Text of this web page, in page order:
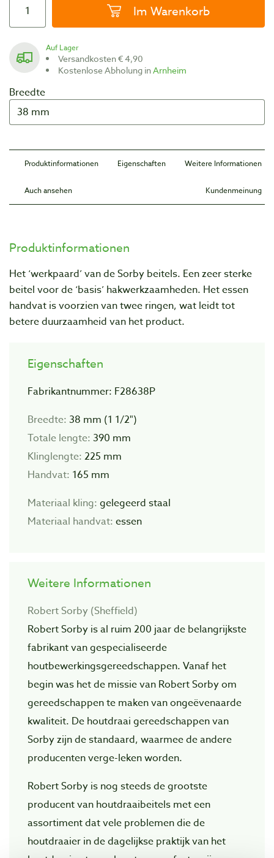
Im Warenkorb
Auf Lager
Versandkosten € 4,90
Kostenlose Abholung inArnheim
Breedte
Produktinformationen Eigenschaften Weitere Informationen
Auch ansehen Kundenmeinung
Produktinformationen
Het ‘werkpaard’ van de Sorby beitels. Een zeer sterke
beitel voor de ‘basis’ hakwerkzaamheden. Het essen
handvat is voorzien van twee ringen, wat leidt tot
betere duurzaamheid van het product.
Eigenschaften
Fabrikantnummer: F28638P
Breedte: 38 mm (1 1/2")
Totale lengte: 390 mm
Klinglengte: 225 mm
Handvat: 165 mm
Materiaal kling: gelegeerd staal
Materiaal handvat: essen
Weitere Informationen
Robert Sorby (Sheffield)
Robert Sorby is al ruim 200 jaar de belangrijkste
fabrikant van gespecialiseerde
houtbewerkingsgereedschappen. Vanaf het
begin was het de missie van Robert Sorby om
gereedschappen te maken van ongeëvenaarde
kwaliteit. De houtdraai gereedschappen van
Sorby zijn de standaard, waarmee de andere
producenten verge-leken worden.
Robert Sorby is nog steeds de grootste
producent van houtdraaibeitels met een
assortiment dat vele problemen die de
houtdraaier in de dagelijkse praktijk van het